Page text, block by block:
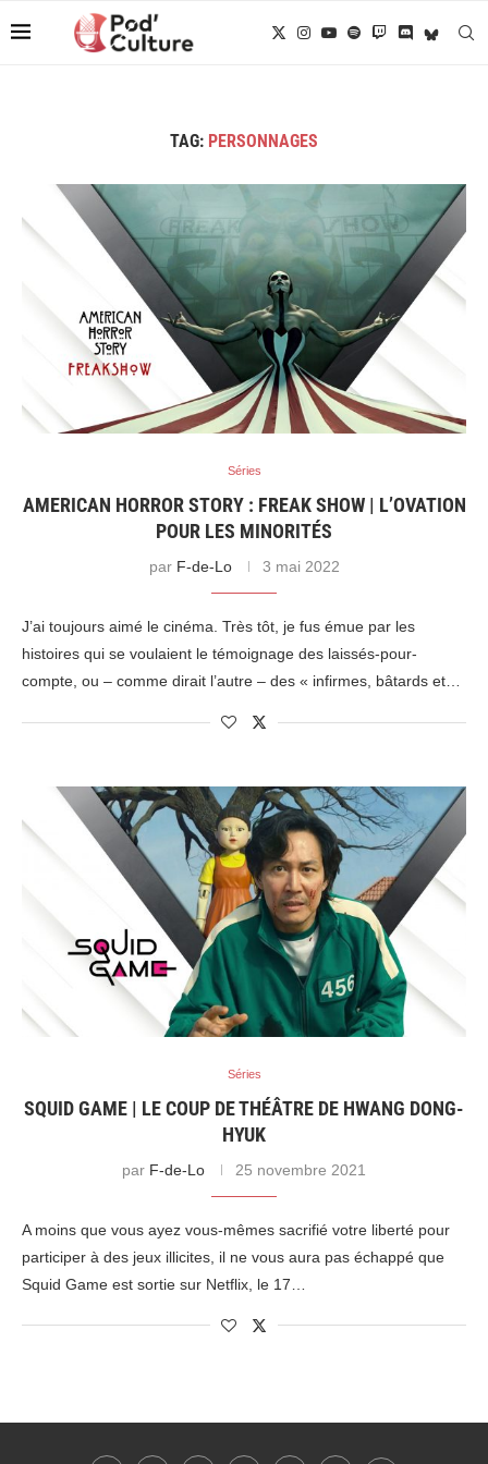
TAG: PERSONNAGES
Séries
AMERICAN HORROR STORY : FREAK SHOW | L’OVATION
POUR LES MINORITÉS
par F-de-Lo 3 mai 2022
J’ai toujours aimé le cinéma. Très tôt, je fus émue par les
histoires qui se voulaient le témoignage des laissés-pour-
compte, ou – comme dirait l’autre – des « infirmes, bâtards et…
Séries
SQUID GAME | LE COUP DE THÉÂTRE DE HWANG DONG-
HYUK
par F-de-Lo 25 novembre 2021
A moins que vous ayez vous-mêmes sacrifié votre liberté pour
participer à des jeux illicites, il ne vous aura pas échappé que
Squid Game est sortie sur Netflix, le 17…